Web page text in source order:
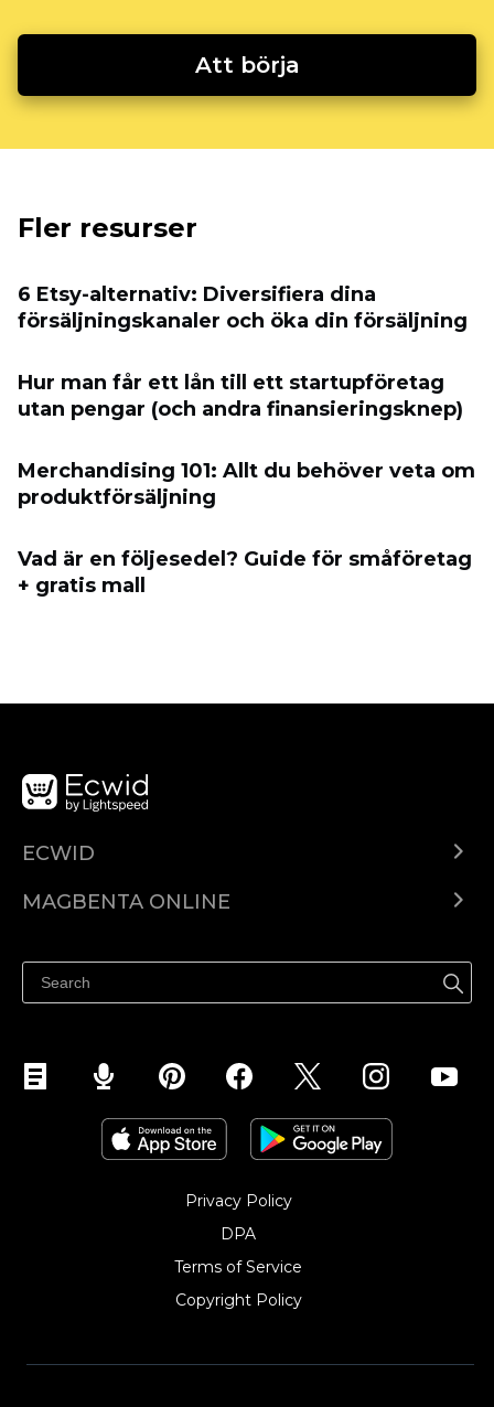
Att börja
Fler resurser
6 Etsy-alternativ: Diversifiera dina
försäljningskanaler och öka din försäljning
Hur man får ett lån till ett startupföretag
utan pengar (och andra finansieringsknep)
Merchandising 101: Allt du behöver veta om
produktförsäljning
Vad är en följesedel? Guide för småföretag
+ gratis mall
ECWID
Help center
MAGBENTA ONLINE
Ibenta sa Facebook
Privacy Policy
DPA
Terms of Service
Copyright Policy‎